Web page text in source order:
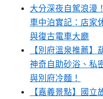
大分深夜自駕浪漫
車中泊實記：店家
與復古電車大廳
【別府溫泉推薦
神奇自助砂浴、私
與別府冷麵！
【嘉義景點】國立